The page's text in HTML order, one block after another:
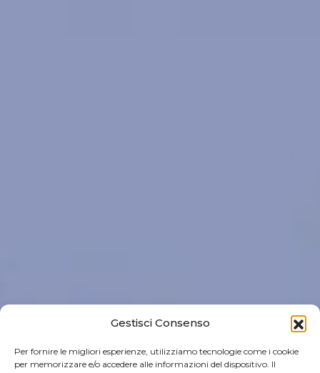
Gestisci Consenso
Per fornire le migliori esperienze, utilizziamo tecnologie come i cookie
per memorizzare e/o accedere alle informazioni del dispositivo. Il